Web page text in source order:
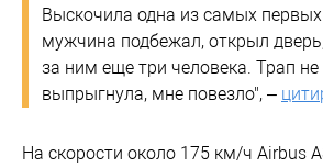
Выскочила одна из самых
мужчина подбежал, открыл
за ним еще три человека. Трап
выпрыгнула, мне повезло", –
На скорости около 175 км/ч Airbus